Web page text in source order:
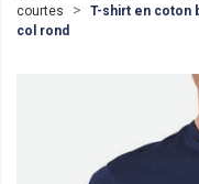
courtes
T-shirt en coton
col rond